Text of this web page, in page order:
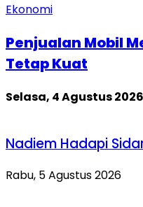
Ekonomi
Penjualan Mobil
Tetap Kuat
Selasa, 4 Agustus 2026
Nadiem Hadapi
Rabu, 5 Agustus 2026